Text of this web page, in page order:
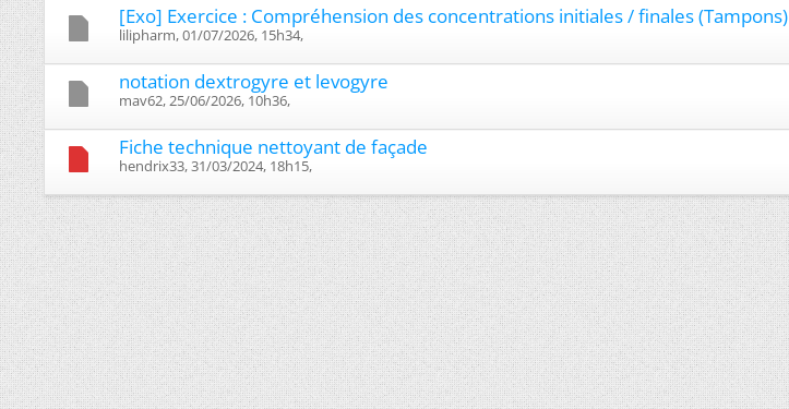
[Exo] Exercice : Compréhension des concentrations initiales / finales (Tampons)
lilipharm, 01/07/2026, 15h34, ‎
notation dextrogyre et levogyre
mav62, 25/06/2026, 10h36, ‎
Fiche technique nettoyant de façade
hendrix33, 31/03/2024, 18h15, ‎